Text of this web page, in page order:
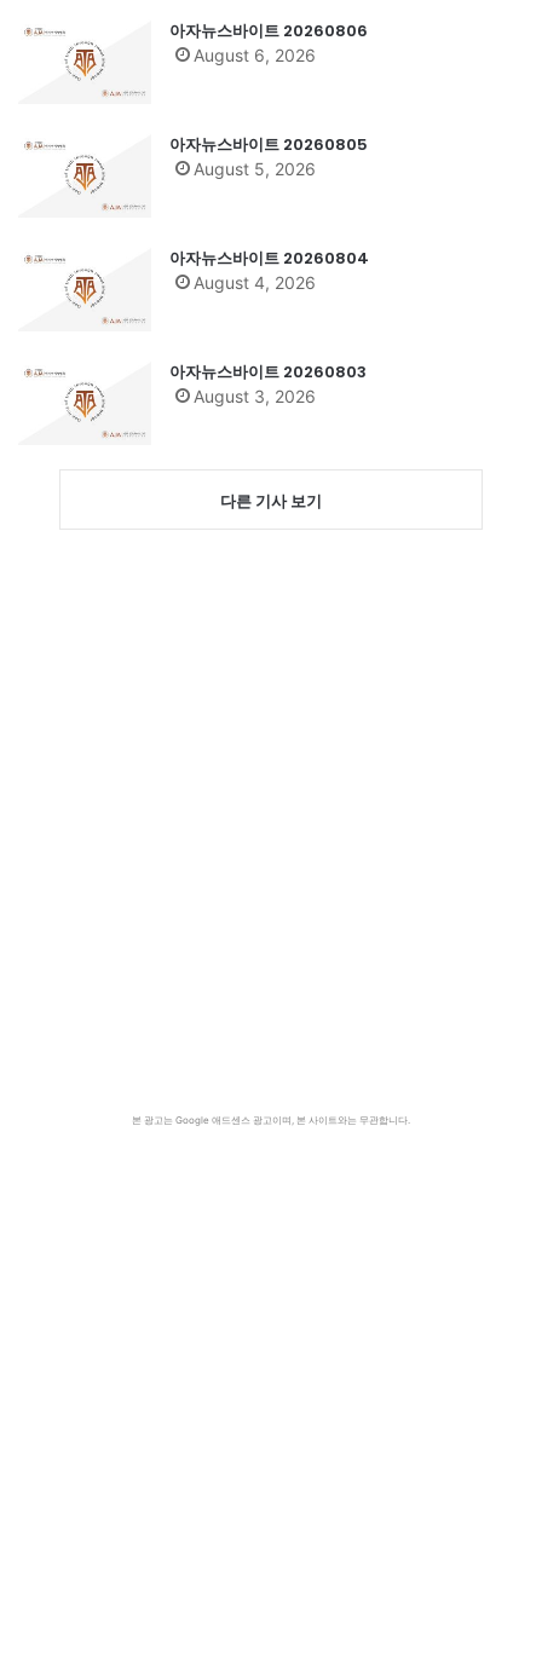
아자뉴스바이트 20260806
August 6, 2026
아자뉴스바이트 20260805
August 5, 2026
아자뉴스바이트 20260804
August 4, 2026
아자뉴스바이트 20260803
August 3, 2026
다른 기사 보기
본 광고는 Google 애드센스 광고이며, 본 사이트와는 무관합니다.